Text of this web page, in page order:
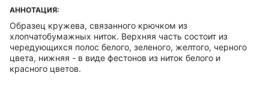
АННОТАЦИЯ:
Образец кружева, связанного крючком из
хлопчатобумажных ниток. Верхняя часть состоит из
чередующихся полос белого, зеленого, желтого, черного
цвета, нижняя - в виде фестонов из ниток белого и
красного цветов.